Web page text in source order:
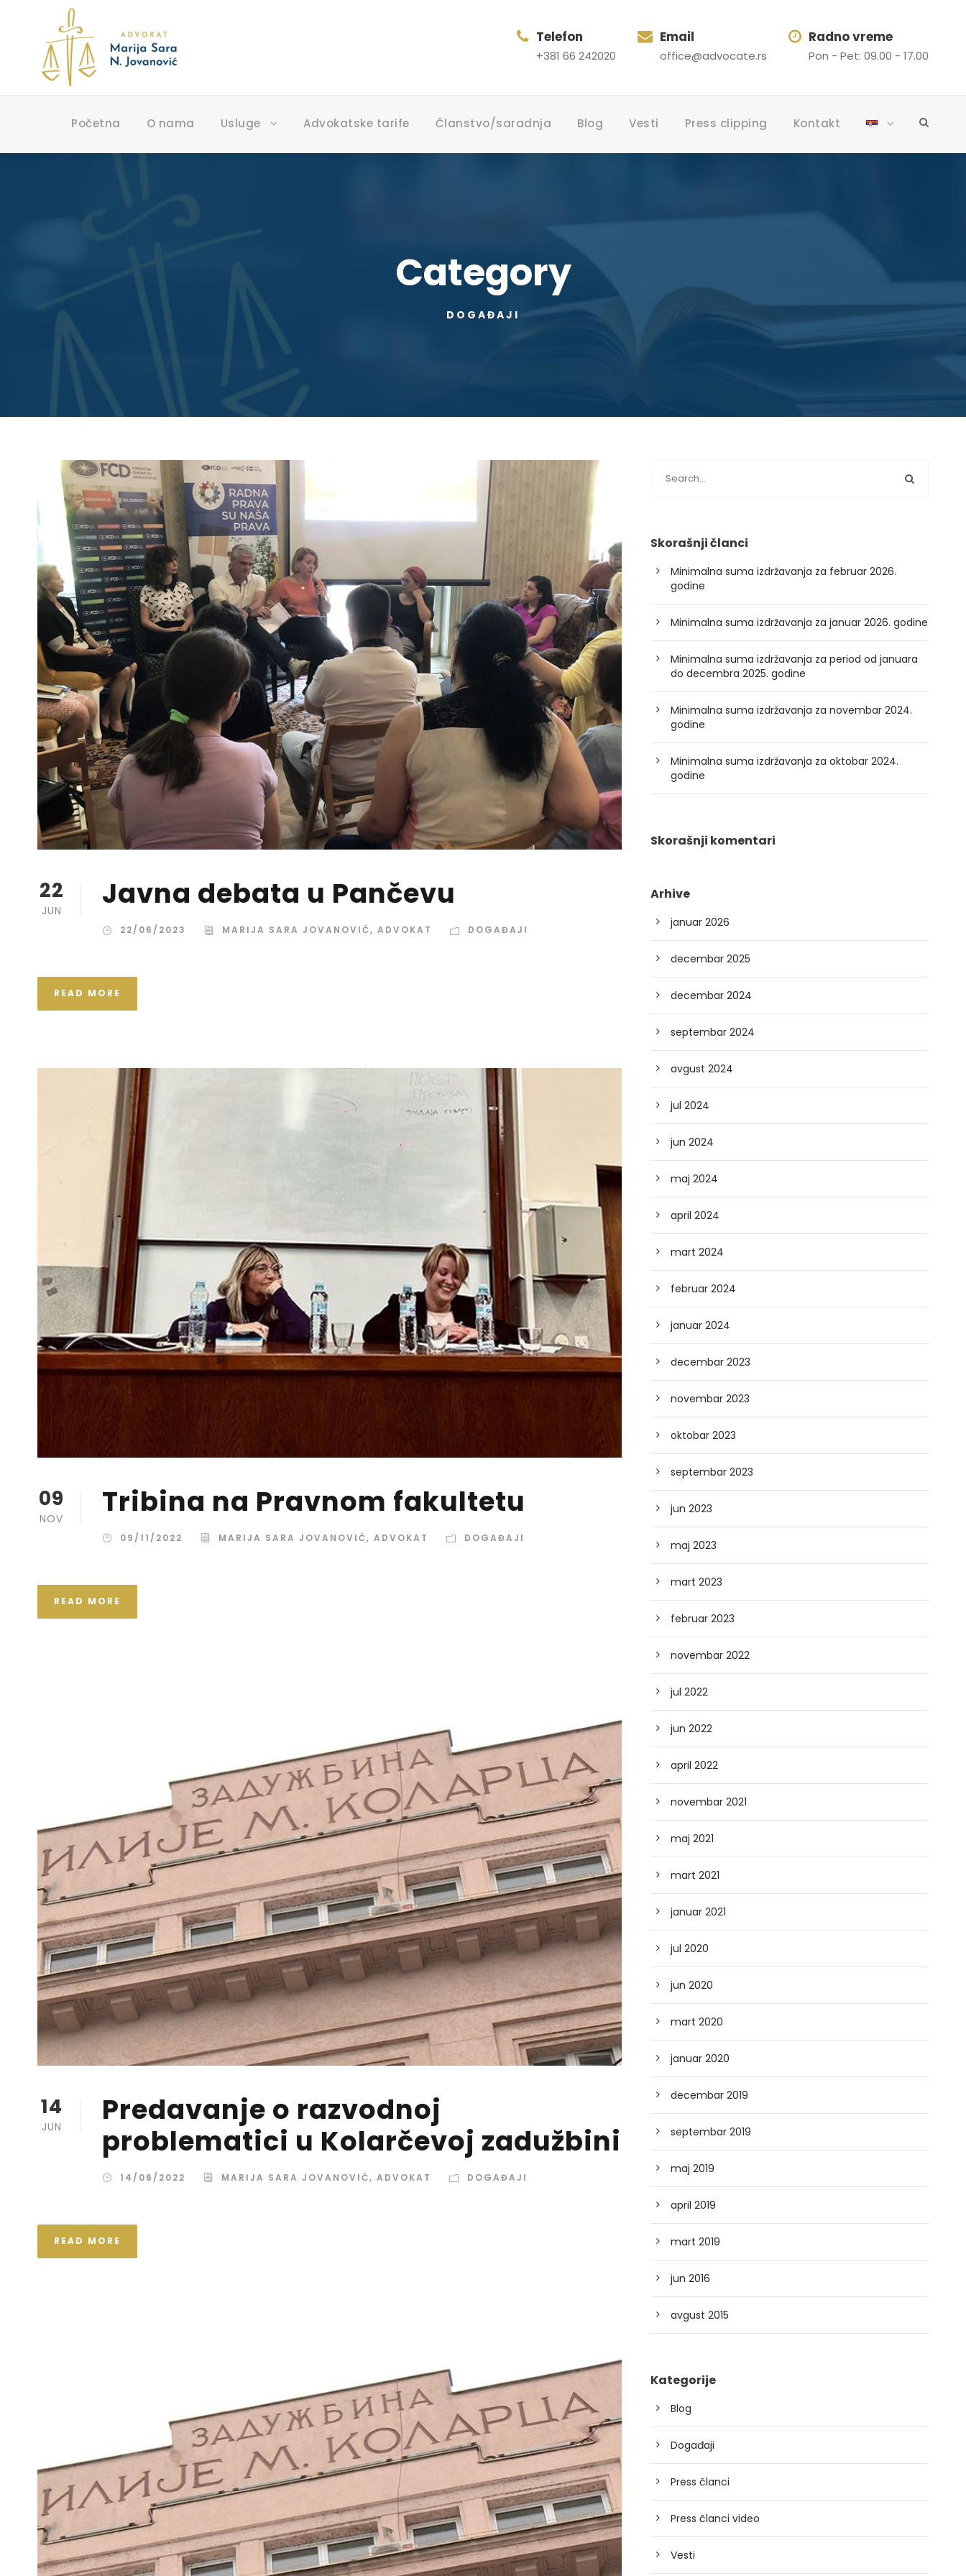
Telefon
+381 66 242020
Email
office@advocate.rs
Radno vreme
Pon - Pet: 09.00 - 17.00
Početna O nama Usluge Advokatske tarife Članstvo/saradnja Blog Vesti Press clipping Kontakt
Category
DOGAĐAJI
22
JUN Javna debata u Pančevu
22/06/2023 MARIJA SARA JOVANOVIĆ, ADVOKAT DOGAĐAJI
READ MORE
09
NOV Tribina na Pravnom fakultetu
09/11/2022 MARIJA SARA JOVANOVIĆ, ADVOKAT DOGAĐAJI
READ MORE
14
JUN
Predavanje o razvodnoj
problematici u Kolarčevoj zadužbini
14/06/2022 MARIJA SARA JOVANOVIĆ, ADVOKAT DOGAĐAJI
READ MORE
Skorašnji članci
Minimalna suma izdržavanja za februar 2026.
godine
Minimalna suma izdržavanja za januar 2026. godine
Minimalna suma izdržavanja za period od januara
do decembra 2025. godine
Minimalna suma izdržavanja za novembar 2024.
godine
Minimalna suma izdržavanja za oktobar 2024.
godine
Skorašnji komentari
Arhive
januar 2026
decembar 2025
decembar 2024
septembar 2024
avgust 2024
jul 2024
jun 2024
maj 2024
april 2024
mart 2024
februar 2024
januar 2024
decembar 2023
novembar 2023
oktobar 2023
septembar 2023
jun 2023
maj 2023
mart 2023
februar 2023
novembar 2022
jul 2022
jun 2022
april 2022
novembar 2021
maj 2021
mart 2021
januar 2021
jul 2020
jun 2020
mart 2020
januar 2020
decembar 2019
septembar 2019
maj 2019
april 2019
mart 2019
jun 2016
avgust 2015
Kategorije
Blog
Događaji
Press članci
Press članci video
Vesti